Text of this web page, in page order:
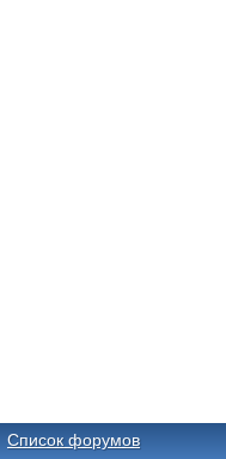
Список форумов